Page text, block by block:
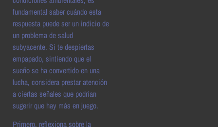
fundamental saber cuándo esta
respuesta puede ser un indicio de
un problema de salud
subyacente. Si te despiertas
empapado, sintiendo que el
sueño se ha convertido en una
lucha, considera prestar atención
a ciertas señales que podrían
sugerir que hay más en juego.
Primero, reflexiona sobre la